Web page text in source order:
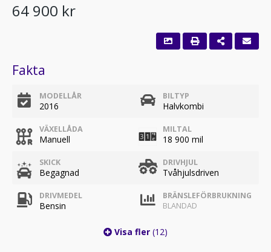
64 900 kr
Fakta
MODELLÅR
2016
BILTYP
Halvkombi
VÄXELLÅDA
Manuell
MILTAL
18 900 mil
SKICK
Begagnad
DRIVHJUL
Tvåhjulsdriven
DRIVMEDEL
Bensin
BRÄNSLEFÖRBRUKNING
BLANDAD
Visa fler (12)